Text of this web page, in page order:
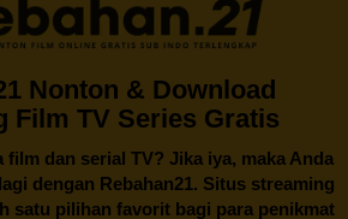
Nonton & Download
Film TV Series Gratis
film dan serial TV? Jika iya, maka Anda
dengan Rebahan21. Situs streaming
satu pilihan favorit bagi para penikmat